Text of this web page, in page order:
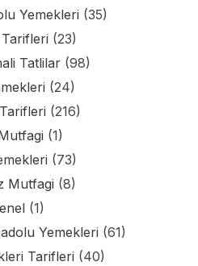
Yemekleri (35)
(23)
Tatlilar(98)
(24)
(216)
(1)
(73)
Mutfagi (8)
(1)
Yemekleri (61)
Tarifleri (40)